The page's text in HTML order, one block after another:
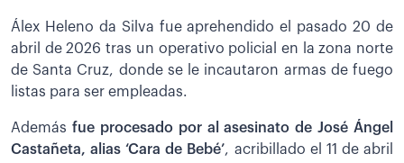
Álex Heleno da Silva fue aprehendido el pasado 20 de
abril de 2026 tras un operativo policial en la zona norte
de Santa Cruz, donde se le incautaron armas de fuego
listas para ser empleadas.
Además fue procesado por al asesinato de José Ángel
Castañeta, alias ‘Cara de Bebé’, acribillado el 11 de abril